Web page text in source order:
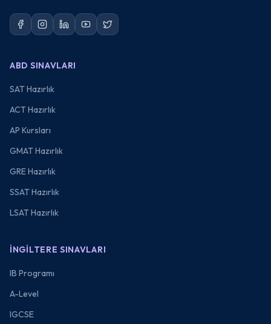
ABD SINAVLARI
SAT Hazırlık
ACT Hazırlık
AP Kursları
GMAT Hazırlık
GRE Hazırlık
SSAT Hazırlık
LSAT Hazırlık
İNGILTERE SINAVLARI
IB Programı
A-Level
IGCSE